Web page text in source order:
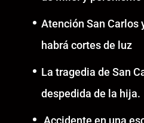
Atención San Carlos
habrá cortes de luz
La tragedia de San
despedida de la hija.
Accidente en una